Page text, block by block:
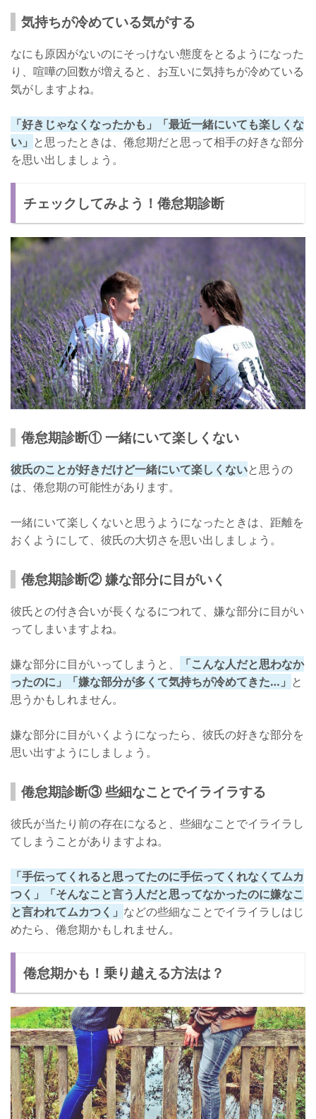
気持ちが冷めている気がする
なにも原因がないのにそっけない態度をとるようになった
り、喧嘩の回数が増えると、お互いに気持ちが冷めている
気がしますよね。
「好きじゃなくなったかも」「最近一緒にいても楽しくな
い」 と思ったときは、倦怠期だと思って相手の好きな部分
を思い出しましょう。
チェックしてみよう！倦怠期診断
倦怠期診断① 一緒にいて楽しくない
彼氏のことが好きだけど一緒にいて楽しくないと思うの
は、倦怠期の可能性があります。
一緒にいて楽しくないと思うようになったときは、距離を
おくようにして、彼氏の大切さを思い出しましょう。
倦怠期診断② 嫌な部分に目がいく
彼氏との付き合いが長くなるにつれて、嫌な部分に目がい
ってしまいますよね。
嫌な部分に目がいってしまうと、
「こんな人だと思わなか
ったのに」「嫌な部分が多くて気持ちが冷めてきた…」 と
思うかもしれません。
嫌な部分に目がいくようになったら、彼氏の好きな部分を
思い出すようにしましょう。
倦怠期診断③ 些細なことでイライラする
彼氏が当たり前の存在になると、些細なことでイライラし
てしまうことがありますよね。
「手伝ってくれると思ってたのに手伝ってくれなくてムカ
つく」「そんなこと言う人だと思ってなかったのに嫌なこ
と言われてムカつく」 などの些細なことでイライラしはじ
めたら、倦怠期かもしれません。
倦怠期かも！乗り越える方法は？